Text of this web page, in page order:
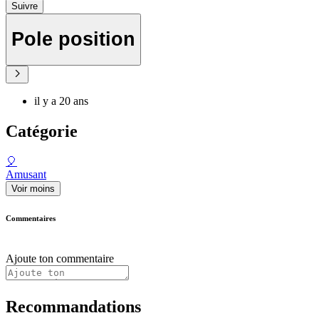
Suivre
Pole position
il y a 20 ans
Catégorie
🎈
Amusant
Voir moins
Commentaires
Ajoute ton commentaire
Recommandations